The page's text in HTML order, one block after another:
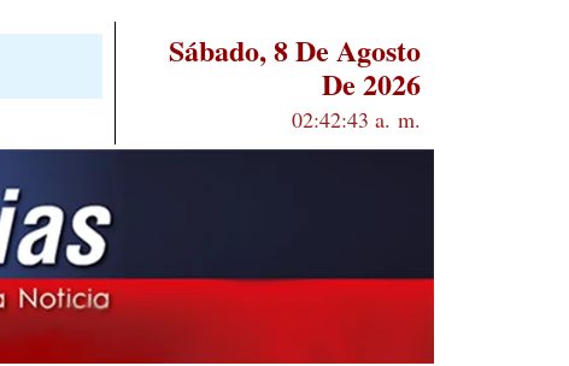
Sábado, 8 De Agosto
De 2026
02:42:43 a. m.